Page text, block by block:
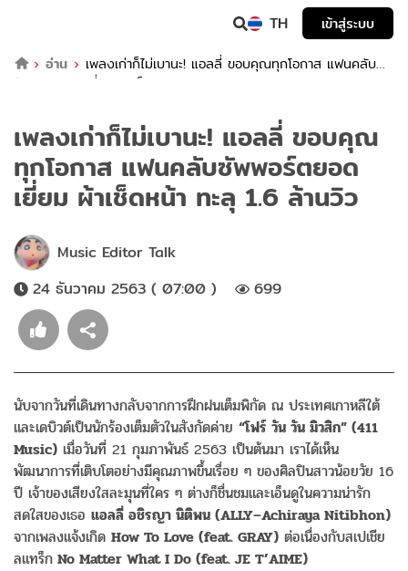
TH
เข้าสู่ระบบ
อ่าน
เพลงเก่าก็ไม่เบานะ! แอลลี่ ขอบคุณทุกโอกาส แฟนคลับ
ซัพพอร์ตยอดเยี่ยม ผ้าเช็ดหน้า ทะลุ 1.6 ล้านวิว
เพลงเก่าก็ไม่เบานะ! แอลลี่ ขอบคุณ
ทุกโอกาส แฟนคลับซัพพอร์ตยอด
เยี่ยม ผ้าเช็ดหน้า ทะลุ 1.6 ล้านวิว
Music Editor Talk
24 ธันวาคม 2563 ( 07:00 )
699
นับจากวันที่เดินทางกลับจากการฝึกฝนเต็มพิกัด ณ ประเทศเกาหลีใต้
และเดบิวต์เป็นนักร้องเต็มตัวในสังกัดค่าย “โฟร์ วัน วัน มิวสิก” (411
Music) เมื่อวันที่ 21 กุมภาพันธ์ 2563 เป็นต้นมา เราได้เห็น
พัฒนาการที่เติบโตอย่างมีคุณภาพขึ้นเรื่อย ๆ ของศิลปินสาวน้อยวัย 16
ปี เจ้าของเสียงใสละมุนที่ใคร ๆ ต่างก็ชื่นชมและเอ็นดูในความน่ารัก
สดใสของเธอ แอลลี่ อชิรญา นิติพน (ALLY–Achiraya Nitibhon)
จากเพลงแจ้งเกิด How To Love (feat. GRAY) ต่อเนื่องกับสเปเชีย
ลแทร็ก No Matter What I Do (feat. JE T’AIME)